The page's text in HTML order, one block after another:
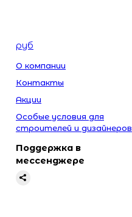
руб
О компании
Контакты
Акции
Особые условия для
строителей и дизайнеров
Поддержка в
мессенджере